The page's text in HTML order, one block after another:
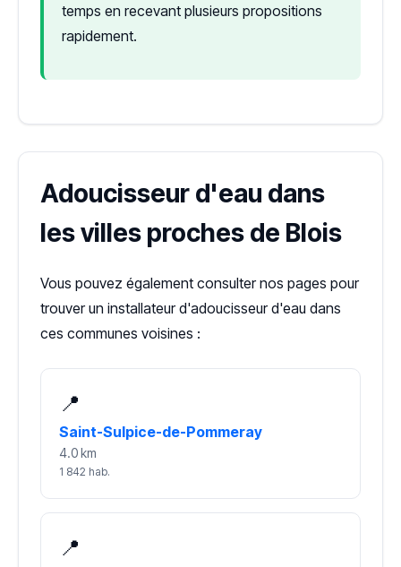
temps en recevant plusieurs propositions
rapidement.
Adoucisseur d'eau dans
les villes proches de Blois
Vous pouvez également consulter nos pages pour
trouver un installateur d'adoucisseur d'eau dans
ces communes voisines :
📍
Saint-Sulpice-de-Pommeray
4.0 km
1 842 hab.
📍